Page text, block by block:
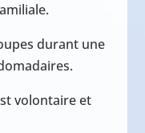
durant une
volontaire et